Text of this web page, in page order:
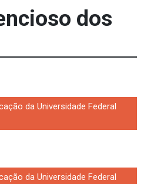
dos
da Universidade Federal
da Universidade Federal